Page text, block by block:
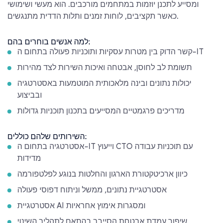
ומסייע לתכנן יוזמות במתחמים מורכבים. הוא מעשי ושימושי
כאשר תקציבים, לוחות זמנים ותלות הדדית מתנגשים.
למה אנשים בוחרים בהם:
קשר הדוק בין מטרות עסקיות ותוכניות פעולה בתחום ה-IT
תשומת לב לחוסן, אבטחה ואיכות השירות לצד מהירות
יכולות נתונים ובינה מלאכותית המוטמעות באסטרטגיה
ובביצוע
מדריכים פרגמטיים המסייעים בתכנון תוכניות גדולות
השירותים שלהם כוללים:
אסטרטגיה בתחום ה-IT וייעוץ CTO עם תוכניות עבודה
מדידות
כיוון ארכיטקטורת הארגון והחלטות בנוגע לפלטפורמה
אסטרטגיית נתונים, ממשל וניתוח דפוסי פעולה
אסטרטגיית AI ומסגרות אימוץ אחראיות